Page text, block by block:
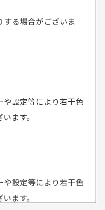
来ました。またお願いし
おります
欲しかったスカートが購
での配送のみとさせて
発送してもらえます
短当日発送させて頂いて
する場合がございま
や設定等により若干色
ます。
や設定等により若干色
ます。